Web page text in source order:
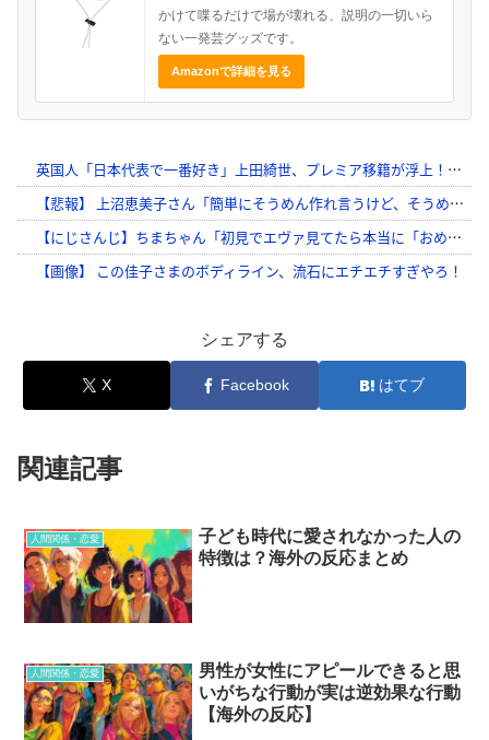
かけて喋るだけで場が壊れる、説明の一切いら
ない一発芸グッズです。
Amazonで詳細を見る
シェアする
X Facebook はてブ
関連記事
人間関係・恋愛
子ども時代に愛されなかった人の
特徴は？海外の反応まとめ
人間関係・恋愛
男性が女性にアピールできると思
いがちな行動が実は逆効果な行動
【海外の反応】